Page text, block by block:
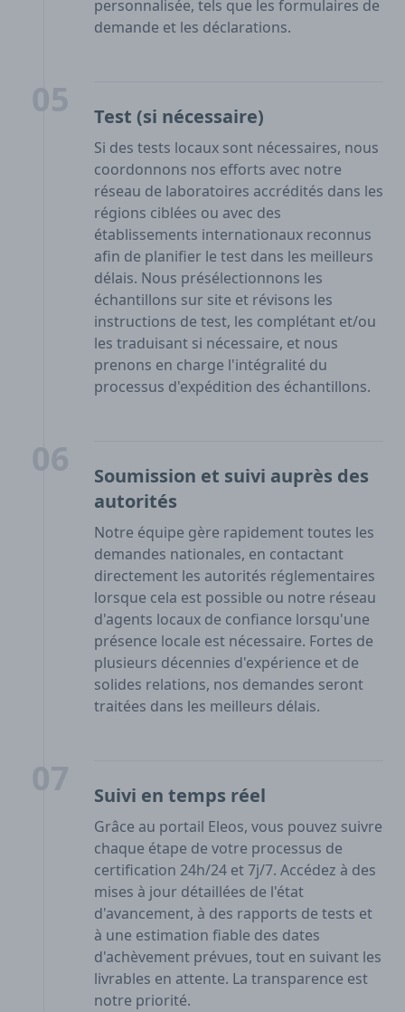
personnalisée, tels que les formulaires de
demande et les déclarations.
Test (si nécessaire)
Si des tests locaux sont nécessaires, nous
coordonnons nos efforts avec notre
réseau de laboratoires accrédités dans les
régions ciblées ou avec des
établissements internationaux reconnus
afin de planifier le test dans les meilleurs
délais. Nous présélectionnons les
échantillons sur site et révisons les
instructions de test, les complétant et/ou
les traduisant si nécessaire, et nous
prenons en charge l'intégralité du
processus d'expédition des échantillons.
Soumission et suivi auprès des
autorités
Notre équipe gère rapidement toutes les
demandes nationales, en contactant
directement les autorités réglementaires
lorsque cela est possible ou notre réseau
d'agents locaux de confiance lorsqu'une
présence locale est nécessaire. Fortes de
plusieurs décennies d'expérience et de
solides relations, nos demandes seront
traitées dans les meilleurs délais.
Suivi en temps réel
Grâce au portail Eleos, vous pouvez suivre
chaque étape de votre processus de
certification 24h/24 et 7j/7. Accédez à des
mises à jour détaillées de l'état
d'avancement, à des rapports de tests et
à une estimation fiable des dates
d'achèvement prévues, tout en suivant les
livrables en attente. La transparence est
notre priorité.